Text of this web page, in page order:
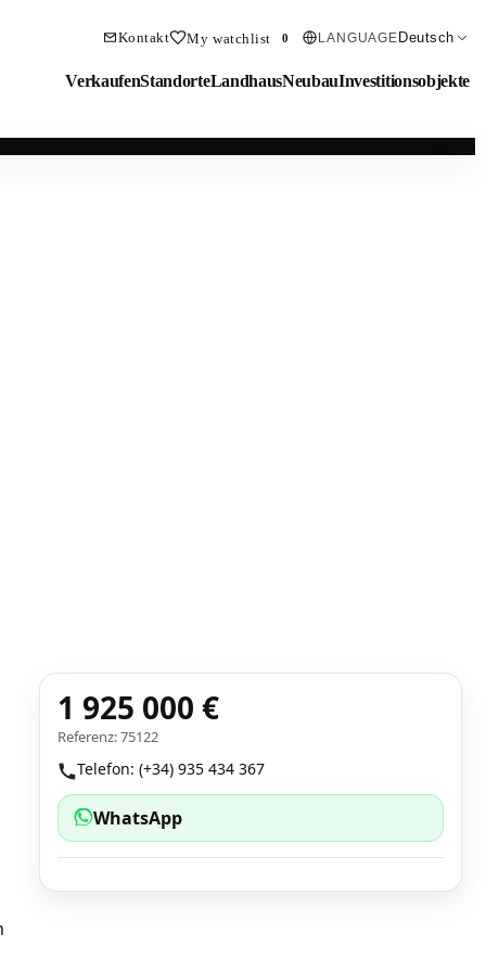
Kontakt My watchlist 0 LANGUAGE Deutsch
VerkaufenStandorteLandhausNeubauInvestitionsobjekte
1 925 000 €
Referenz: 75122
Telefon: (+34) 935 434 367
WhatsApp